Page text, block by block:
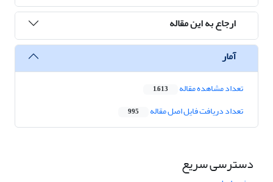
ارجاع به این مقاله
آمار
تعداد مشاهده مقاله 1,613
تعداد دریافت فایل اصل مقاله 995
دسترسی سریع